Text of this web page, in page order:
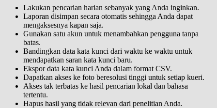
Lakukan pencarian harian sebanyak yang Anda inginkan.
Laporan disimpan secara otomatis sehingga Anda dapat
mengaksesnya kapan saja.
Gunakan satu akun untuk menambahkan pengguna tanpa
batas.
Bandingkan data kata kunci dari waktu ke waktu untuk
mendapatkan saran kata kunci baru.
Ekspor data kata kunci Anda dalam format CSV.
Dapatkan akses ke foto beresolusi tinggi untuk setiap kueri.
Akses tak terbatas ke hasil pencarian lokal dan bahasa
tertentu.
Hapus hasil yang tidak relevan dari penelitian Anda.